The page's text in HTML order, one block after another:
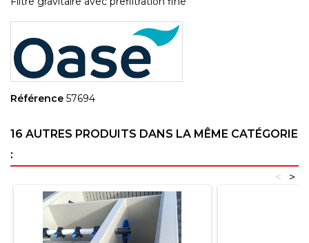
Référence 57694
16 AUTRES PRODUITS DANS LA MÊME CATÉGORIE
:
>
<